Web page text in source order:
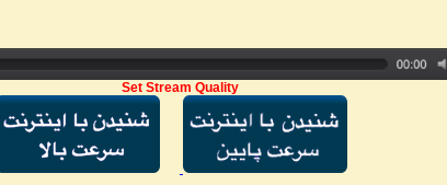
Set Stream Quality